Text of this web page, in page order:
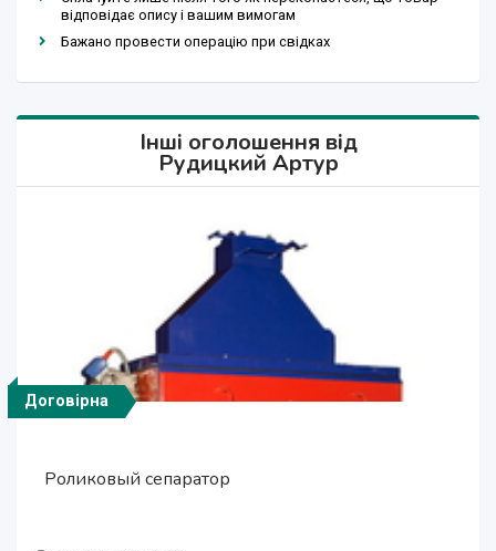
відповідає опису і вашим вимогам
Бажано провести операцію при свідках
Інші оголошення від
Рудицкий Артур
Договірна
Магнитные и электрические сепараторы
Договірна
Электростатический сепаратор
Договірна
Договірна
Роликовый сепаратор
Договірна
Магнитные и электрические сепараторы
Договірна
Электростатический сепаратор